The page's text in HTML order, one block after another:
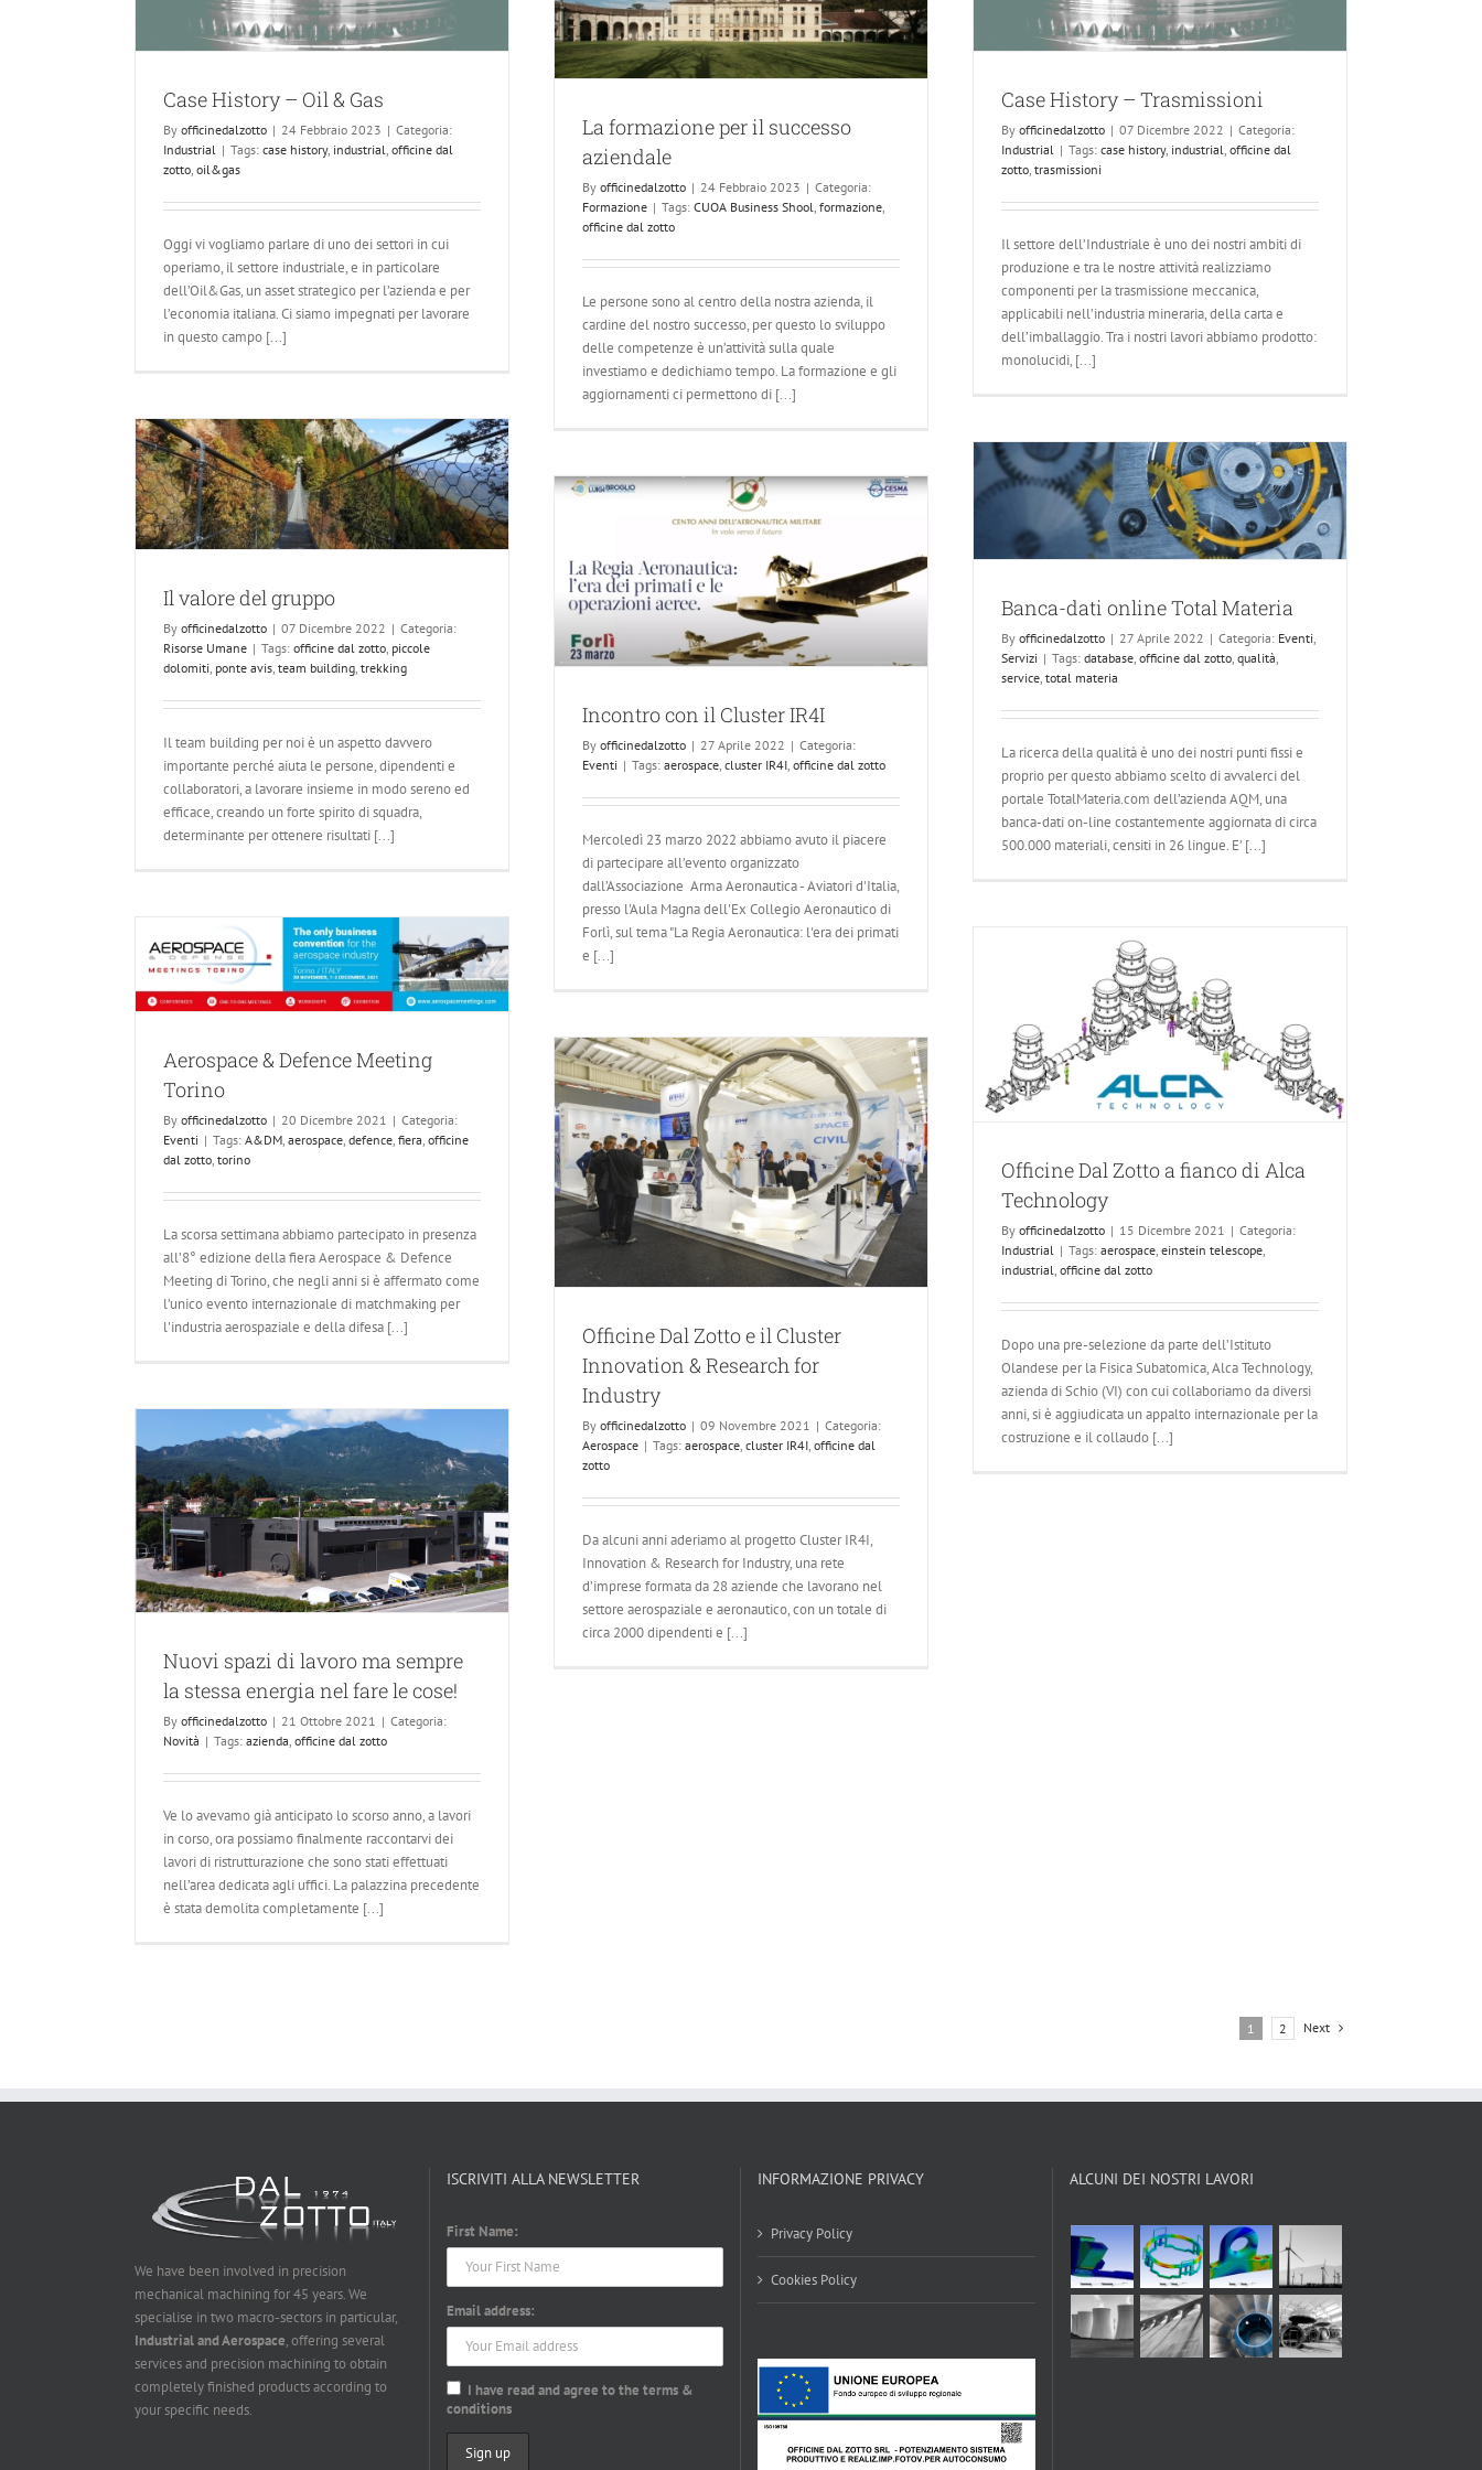
Case History – Oil & Gas
By officinedalzotto | 24 Febbraio 2023 | Categoria:
Industrial | Tags: case history, industrial, officine dal
zotto, oil&gas
Oggi vi vogliamo parlare di uno dei settori in cui
operiamo, il settore industriale, e in particolare
dell’Oil&Gas, un asset strategico per l’azienda e per
l’economia italiana. Ci siamo impegnati per lavorare
in questo campo [...]
La formazione per il successo aziendale
Formazione
La formazione per il successo
aziendale
By officinedalzotto | 24 Febbraio 2023 | Categoria:
Formazione | Tags: CUOA Business Shool, formazione,
officine dal zotto
Le persone sono al centro della nostra azienda, il
cardine del nostro successo, per questo lo sviluppo
delle competenze è un’attività sulla quale
investiamo e dedichiamo tempo. La formazione e gli
aggiornamenti ci permettono di [...]
Case History – Trasmissioni
Industrial
Case History – Trasmissioni
By officinedalzotto | 07 Dicembre 2022 | Categoria:
Industrial | Tags: case history, industrial, officine dal
zotto, trasmissioni
Il settore dell’Industriale è uno dei nostri ambiti di
produzione e tra le nostre attività realizziamo
componenti per la trasmissione meccanica,
applicabili nell’industria mineraria, della carta e
dell’imballaggio. Tra i nostri lavori abbiamo prodotto:
monolucidi, [...]
Il valore del gruppo
By officinedalzotto | 07 Dicembre 2022 | Categoria:
Risorse Umane | Tags: officine dal zotto, piccole
dolomiti, ponte avis, team building, trekking
Il team building per noi è un aspetto davvero
importante perché aiuta le persone, dipendenti e
collaboratori, a lavorare insieme in modo sereno ed
efficace, creando un forte spirito di squadra,
determinante per ottenere risultati [...]
Banca-dati online Total Materia
Banca-dati online Total Materia
By officinedalzotto | 27 Aprile 2022 | Categoria: Eventi,
Servizi | Tags: database, officine dal zotto, qualità,
service, total materia
La ricerca della qualità è uno dei nostri punti fissi e
proprio per questo abbiamo scelto di avvalerci del
portale TotalMateria.com dell’azienda AQM, una
banca-dati on-line costantemente aggiornata di circa
500.000 materiali, censiti in 26 lingue. E’ [...]
Incontro con il Cluster IR4I
By officinedalzotto | 27 Aprile 2022 | Categoria:
Eventi | Tags: aerospace cluster IR4I officine dal zotto
Mercoledì 23 marzo 2022 abbiamo avuto il piacere
di partecipare all’evento organizzato
dall’Associazione Arma Aeronautica - Aviatori d'Italia,
presso l'Aula Magna dell'Ex Collegio Aeronautico di
Forlì, sul tema "La Regia Aeronautica: l'era dei primati
e [...]
Aerospace & Defence Meeting
Torino
By officinedalzotto | 20 Dicembre 2021 | Categoria:
Eventi | Tags: A&DM aerospace defence fiera officine
dal zotto torino
La scorsa settimana abbiamo partecipato in presenza
all’8° edizione della fiera Aerospace & Defence
Meeting di Torino, che negli anni si è affermato come
l’unico evento internazionale di matchmaking per
l'industria aerospaziale e della difesa [...]
Technology
Industrial
Officine Dal Zotto a fianco di Alca
Technology
By officinedalzotto | 15 Dicembre 2021 | Categoria:
Industrial | Tags: aerospace einstein telescope
industrial officine dal zotto
Dopo una pre-selezione da parte dell’Istituto
Olandese per la Fisica Subatomica, Alca Technology,
azienda di Schio (VI) con cui collaboriamo da diversi
anni, si è aggiudicata un appalto internazionale per la
costruzione e il collaudo [...]
Officine Dal Zotto e il Cluster Innovation &
Research for Industry
Officine Dal Zotto e il Cluster
Innovation & Research for
Industry
By officinedalzotto | 09 Novembre 2021 | Categoria:
Aerospace | Tags: aerospace cluster IR4I officine dal
zotto
Da alcuni anni aderiamo al progetto Cluster IR4I,
Innovation & Research for Industry, una rete
d’imprese formata da 28 aziende che lavorano nel
settore aerospaziale e aeronautico, con un totale di
circa 2000 dipendenti e [...]
Nuovi spazi di lavoro ma sempre
la stessa energia nel fare le cose!
By officinedalzotto | 21 Ottobre 2021 | Categoria:
Novità | Tags: azienda, officine dal zotto
Ve lo avevamo già anticipato lo scorso anno, a lavori
in corso, ora possiamo finalmente raccontarvi dei
lavori di ristrutturazione che sono stati effettuati
nell’area dedicata agli uffici. La palazzina precedente
è stata demolita completamente [...]
1 2 Next
We have been involved in precision
mechanical machining for 45 years. We
specialise in two macro-sectors in particular,
Industrial and Aerospace, offering several
services and precision machining to obtain
completely finished products according to
your specific needs.
ISCRIVITI ALLA NEWSLETTER
First Name:
Email address:
I have read and agree to the terms &
conditions
INFORMAZIONE PRIVACY
Privacy Policy
Cookies Policy
ALCUNI DEI NOSTRI LAVORI